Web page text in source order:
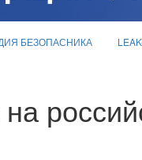
БЕЗОПАСНИКА